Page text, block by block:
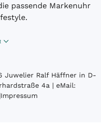
passende Markenuhr
Juwelier Ralf Häffner in D-
4a | eMail:
|Impressum